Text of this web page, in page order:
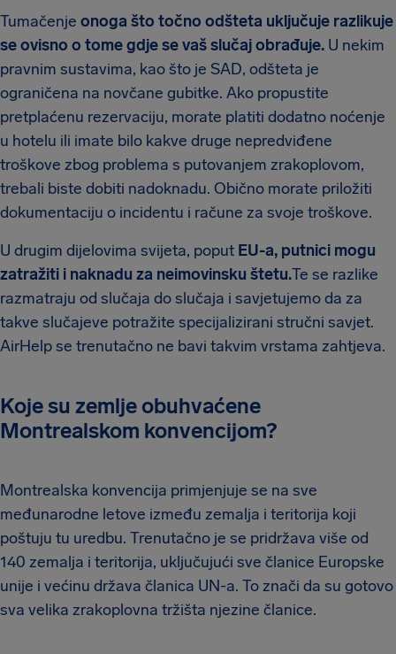
Tumačenje onoga što točno odšteta uključuje razlikuje
se ovisno o tome gdje se vaš slučaj obrađuje. U nekim
pravnim sustavima, kao što je SAD, odšteta je
ograničena na novčane gubitke. Ako propustite
pretplaćenu rezervaciju, morate platiti dodatno noćenje
u hotelu ili imate bilo kakve druge nepredviđene
troškove zbog problema s putovanjem zrakoplovom,
trebali biste dobiti nadoknadu. Obično morate priložiti
dokumentaciju o incidentu i račune za svoje troškove.
U drugim dijelovima svijeta, poput EU-a, putnici mogu
zatražiti i naknadu za neimovinsku štetu.Te se razlike
razmatraju od slučaja do slučaja i savjetujemo da za
takve slučajeve potražite specijalizirani stručni savjet.
AirHelp se trenutačno ne bavi takvim vrstama zahtjeva.
Koje su zemlje obuhvaćene
Montrealskom konvencijom?
Montrealska konvencija primjenjuje se na sve
međunarodne letove između zemalja i teritorija koji
poštuju tu uredbu. Trenutačno je se pridržava više od
140 zemalja i teritorija, uključujući sve članice Europske
unije i većinu država članica UN-a. To znači da su gotovo
sva velika zrakoplovna tržišta njezine članice.